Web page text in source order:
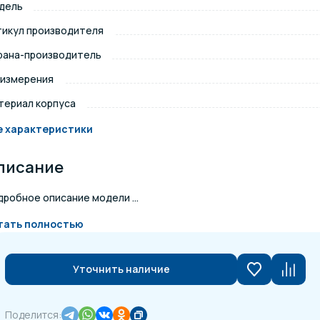
и подсветка для
материалы
производителя
производитель
корпуса
характеристики
описание модели ...
полностью
Уточнить наличие
Поделится: